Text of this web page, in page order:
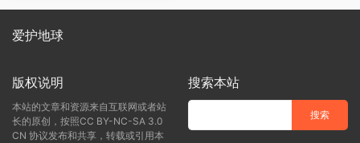
爱护地球
版权说明
本站的文章和资源来自互联网或者站
长的原创，按照CC BY-NC-SA 3.0
CN 协议发布和共享，转载或引用本
搜索本站